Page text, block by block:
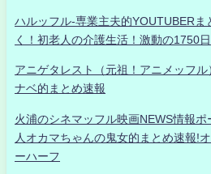
ハルッフル-専業主夫的YOUTUBERま
く！初老人の介護生活！激動の1750日
アニゲタレスト（元祖！アニメッフ
ナベ的まとめ速報
火浦のシネマッフル映画NEWS情報
人オカマちゃんの鬼女的まとめ速報!
ーハーフ